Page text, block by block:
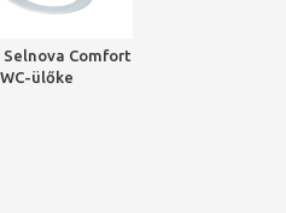
Selnova Comfort
WC-ülőke